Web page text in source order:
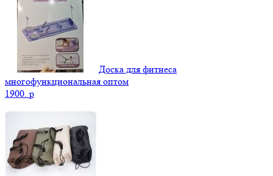
Доска для фитнеса
многофункциональная оптом
1900. p